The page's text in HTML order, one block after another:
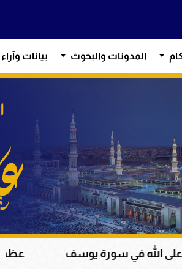
المدونات والبحوث بيانات وآراء
سورة يوسف عظمة القرآن